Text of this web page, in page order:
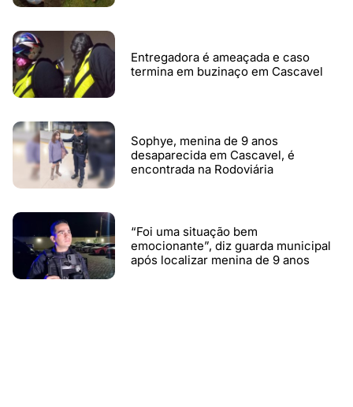
Entregadora é ameaçada e caso
termina em buzinaço em Cascavel
Sophye, menina de 9 anos
desaparecida em Cascavel, é
encontrada na Rodoviária
“Foi uma situação bem
emocionante”, diz guarda municipal
após localizar menina de 9 anos